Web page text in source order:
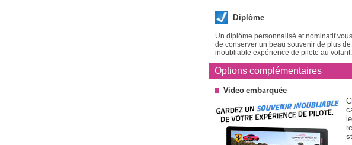
Diplôme
Un diplôme personnalisé et nominatif
de conserver un beau souvenir de plus de
inoubliable expérience de pilote au volant.
Options complémentaires
Video embarquée